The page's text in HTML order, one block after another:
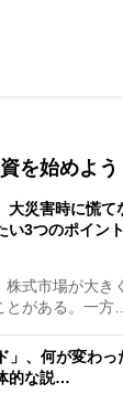
を始めよう
大災害時に慌
い3つのポイン
式市場が大き
とがある。一方
」、何が変わ
的な説…